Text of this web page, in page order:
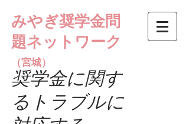
みやぎ奨学金問
題ネットワーク
（宮城）
​奨学金に関す
るトラブルに